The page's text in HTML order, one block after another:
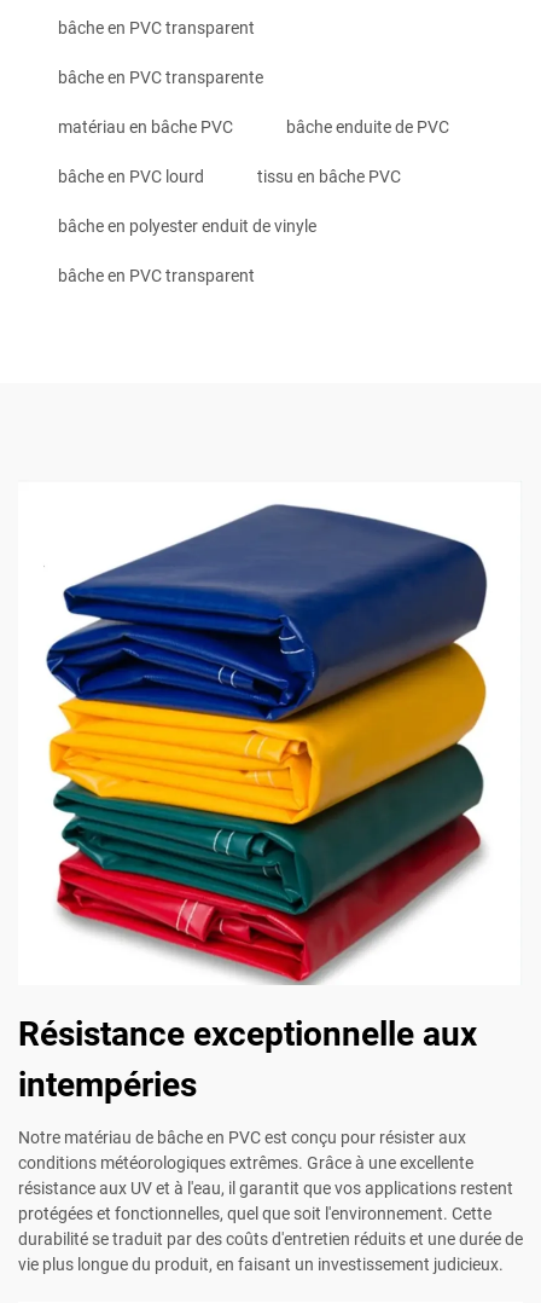
bâche en PVC transparent
bâche en PVC transparente
matériau en bâche PVC bâche enduite de PVC
bâche en PVC lourd tissu en bâche PVC
bâche en polyester enduit de vinyle
bâche en PVC transparent
Résistance exceptionnelle aux
intempéries
Notre matériau de bâche en PVC est conçu pour résister aux
conditions météorologiques extrêmes. Grâce à une excellente
résistance aux UV et à l'eau, il garantit que vos applications restent
protégées et fonctionnelles, quel que soit l'environnement. Cette
durabilité se traduit par des coûts d'entretien réduits et une durée de
vie plus longue du produit, en faisant un investissement judicieux.